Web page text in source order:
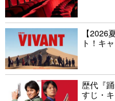
【2026
ト！キ
歴代『
すじ・